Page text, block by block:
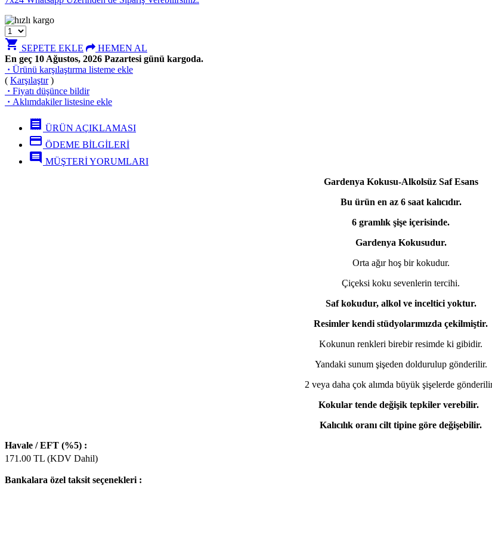
shopping_cart SEPETE EKLE
HEMEN AL
En geç 10 Ağustos, 2026 Pazartesi günü kargoda.
· Ürünü karşılaştırma listeme ekle
( Karşılaştır)
· Fiyatı düşünce bildir
· Aklımdakiler listesine ekle
receipt ÜRÜN AÇIKLAMASI
credit_card ÖDEME BİLGİLERİ
comment MÜŞTERİ YORUMLARI
Gardenya Kokusu-Alkolsüz Saf Esans
Bu ürün en az 6 saat kalıcıdır.
6 gramlık şişe içerisinde.
Gardenya Kokusudur.
Orta ağır hoş bir kokudur.
Çiçeksi koku sevenlerin tercihi.
Saf kokudur, alkol ve inceltici yoktur.
Resimler kendi stüdyolarımızda çekilmiştir.
Kokunun renkleri birebir resimde ki gibidir.
Yandaki sunum şişeden doldurulup gönderilir.
2 veya daha çok alımda büyük şişelerde
Kokular tende değişik tepkiler verebilir.
Kalıcılık oranı cilt tipine göre değişebilir.
Havale / EFT (%5) :
171.00 TL (KDV Dahil)
Bankalara özel taksit seçenekleri :